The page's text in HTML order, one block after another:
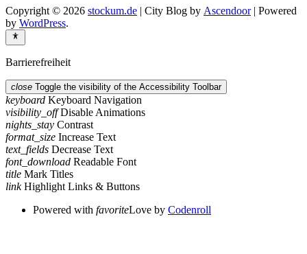
Copyright © 2026 stockum.de | City Blog by Ascendoor| Powered
by WordPress.
Barrierefreiheit
close Toggle the visibility of the Accessibility Toolbar
keyboard Keyboard Navigation
visibility_off Disable Animations
nights_stay Contrast
format_size Increase Text
text_fields Decrease Text
font_download Readable Font
title Mark Titles
link Highlight Links & Buttons
Powered with favoriteLove by Codenroll